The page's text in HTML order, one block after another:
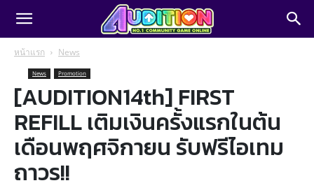
หน้าแรก News
News Promotion
[AUDITION14th] FIRST
REFILL เติมเงินครั้งแรกในต้น
เดือนพฤศจิกายน รับฟรีไอเทม
ถาวร!!